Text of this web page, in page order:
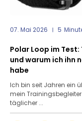
07. Mai 2026 5
Polar Loop im
und warum ich ihn
habe
Ich bin seit Jahren ein
mein
täglicher ...